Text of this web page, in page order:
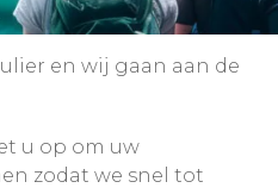
en wij gaan aan de
u op om uw
zodat we snel tot